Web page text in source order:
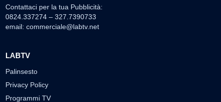
Contattaci per la tua Pubblicità:
0824.337274 – 327.7390733
email: commerciale@labtv.net
LABTV
Palinsesto
Privacy Policy
Programmi TV